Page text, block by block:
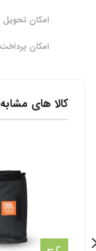
امکان
امکان
کالا های مشابه